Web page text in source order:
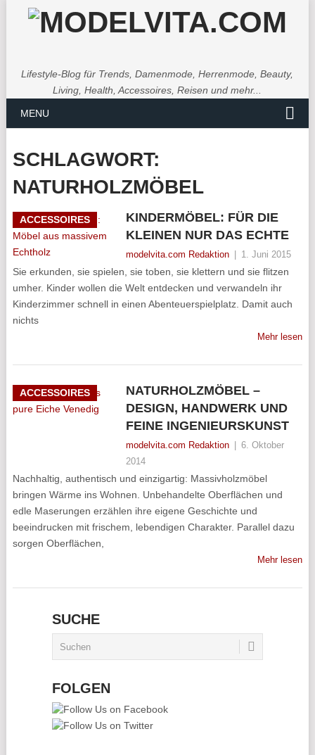
Lifestyle-Blog für Trends, Damenmode, Herrenmode, Beauty,
Living, Health, Accessoires, Reisen und mehr...
MENU
SCHLAGWORT:
NATURHOLZMÖBEL
ACCESSOIRES
KINDERMÖBEL: FÜR DIE
KLEINEN NUR DAS ECHTE
modelvita.com Redaktion 1. Juni 2015
Sie erkunden, sie spielen, sie toben, sie klettern und sie flitzen
umher. Kinder wollen die Welt entdecken und verwandeln ihr
Kinderzimmer schnell in einen Abenteuerspielplatz. Damit auch
nichts
Mehr lesen
ACCESSOIRES
NATURHOLZMÖBEL –
DESIGN, HANDWERK UND
FEINE INGENIEURSKUNST
modelvita.com Redaktion
6. Oktober
2014
Nachhaltig, authentisch und einzigartig: Massivholzmöbel
bringen Wärme ins Wohnen. Unbehandelte Oberflächen und
edle Maserungen erzählen ihre eigene Geschichte und
beeindrucken mit frischem, lebendigen Charakter. Parallel dazu
sorgen Oberflächen,
Mehr lesen
SUCHE
FOLGEN